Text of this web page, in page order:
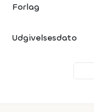
Forlag
Udgivelsesdato